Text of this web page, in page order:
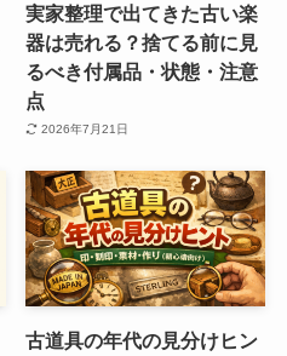
実家整理で出てきた古い楽
器は売れる？捨てる前に見
るべき付属品・状態・注意
点
2026年7月21日
古道具の年代の見分けヒン